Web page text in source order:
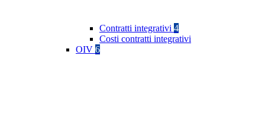
Contratti integrativi 4
Costi contratti integrativi
OIV 6